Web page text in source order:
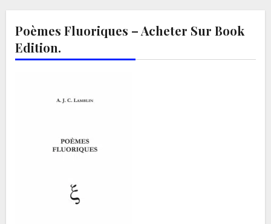
Poèmes Fluoriques – Acheter Sur Book
Edition.